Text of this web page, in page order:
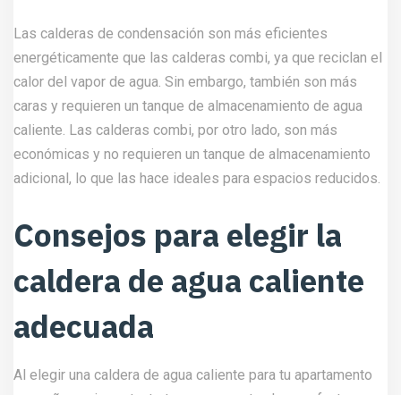
Las calderas de condensación son más eficientes
energéticamente que las calderas combi, ya que reciclan el
calor del vapor de agua. Sin embargo, también son más
caras y requieren un tanque de almacenamiento de agua
caliente. Las calderas combi, por otro lado, son más
económicas y no requieren un tanque de almacenamiento
adicional, lo que las hace ideales para espacios reducidos.
Consejos para elegir la
caldera de agua caliente
adecuada
Al elegir una caldera de agua caliente para tu apartamento